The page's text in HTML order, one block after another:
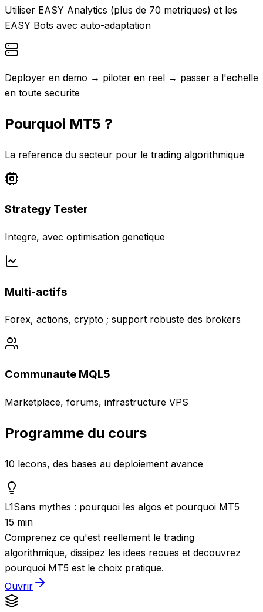
Utiliser EASY Analytics (plus de 70 metriques) et les
EASY Bots avec auto-adaptation
Deployer en demo → piloter en reel → passer a l'echelle
en toute securite
Pourquoi MT5 ?
La reference du secteur pour le trading algorithmique
Strategy Tester
Integre, avec optimisation genetique
Multi-actifs
Forex, actions, crypto ; support robuste des brokers
Communaute MQL5
Marketplace, forums, infrastructure VPS
Programme du cours
10 lecons, des bases au deploiement avance
L1Sans mythes : pourquoi les algos et pourquoi MT5
15 min
Comprenez ce qu'est reellement le trading
algorithmique, dissipez les idees recues et decouvrez
pourquoi MT5 est le choix pratique.
Ouvrir